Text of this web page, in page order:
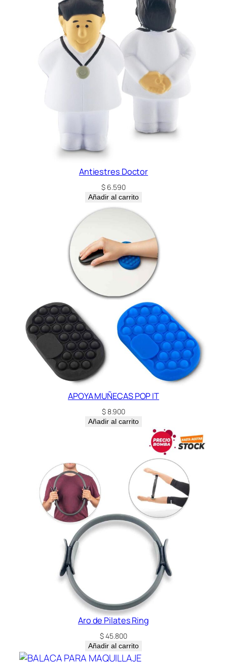
Antiestres Doctor
$ 6.590
Añadir al carrito
APOYA MUÑECAS POP IT
$8.900
Añadir al carrito
Aro de Pilates Ring
$45.800
Añadir al carrito